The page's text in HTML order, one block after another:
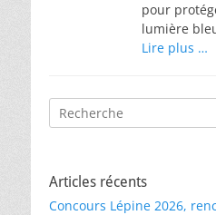
pour
lumière
Lire plus …
Rechercher :
Articles récents
Concours Lépine 2026,